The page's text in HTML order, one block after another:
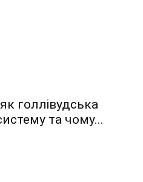
голлівудська
та чому...